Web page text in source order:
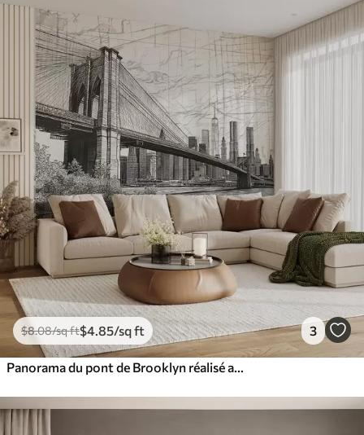
$8.08/sq ft$4 .85/sq ft 3